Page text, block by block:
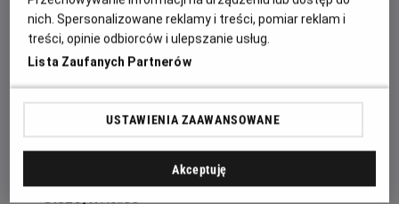
Kielce-
Helios
Konin-Helios
Koszalin-Helios
Krosno-
Helios
Legionowo-
Helios
Legnica-
Helios
Helios
Łódź-
Helios
Olsztyn-
Helios
nich. Spersonalizowane reklamy i treści, pomiar reklam i
treści, opinie odbiorców i ulepszanie usług.
Lista Zaufanych Partnerów
USTAWIENIA ZAAWANSOWANE
Akceptuję